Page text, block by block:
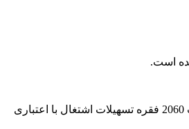
به گزارش روابط عمومی اداره کل تعاون، کار و رفاه اجتماعی استان لرستان، حسین بیرانوند اظهار داشت: صندوق کار آفرینی امید لرستان در سال 1401 توانسته است 2060 فقره تسهیلات اشتغال با اعتباری